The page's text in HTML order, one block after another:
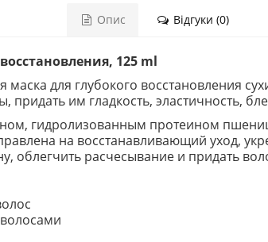
Опис Відгуки (0)
125 ml
для глубокого восстановления
придать им гладкость, эластичность,
гидролизованным протеином
на восстанавливающий уход,
облегчить расчесывание и придать